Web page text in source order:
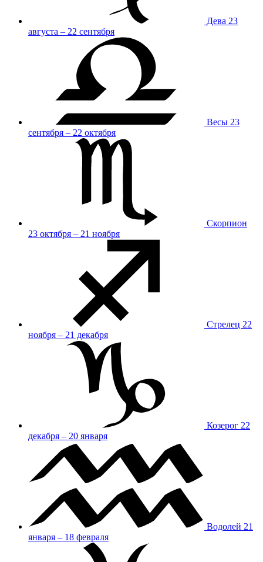
Дева 23
августа – 22 сентября
Весы 23
сентября – 22 октября
Скорпион
23 октября – 21 ноября
Стрелец 22
ноября – 21 декабря
Козерог 22
декабря – 20 января
Водолей 21
января – 18 февраля